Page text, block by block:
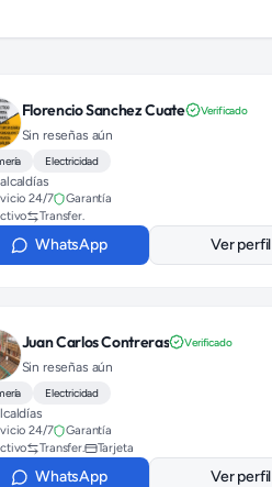
Florencio Sanchez Cuate Verificado
Sin reseñas aún
Electricidad
24/7
Garantía
Transfer.
WhatsApp Ver perfil
Juan Carlos Contreras Verificado
Sin reseñas aún
Electricidad
24/7
Garantía
Transfer. Tarjeta
WhatsApp Ver perfil